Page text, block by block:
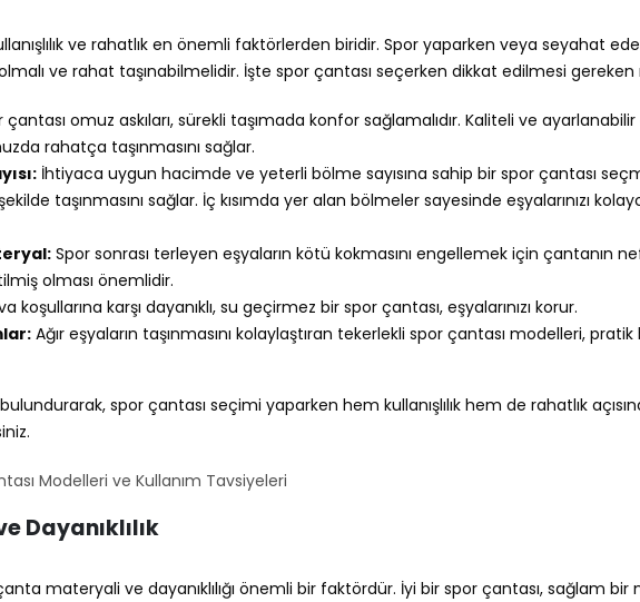
ve rahatlık en önemli faktörlerden biridir. Spor yaparken veya seyahat
ve rahat taşınabilmelidir. İşte spor çantası seçerken dikkat edilmesi
çantası omuz askıları, sürekli taşımada konfor sağlamalıdır. Kaliteli ve
rahatça taşınmasını sağlar.
İhtiyaca uygun hacimde ve yeterli bölme sayısına sahip bir spor çantası
taşınmasını sağlar. İç kısımda yer alan bölmeler sayesinde eşyalarınızı
Spor sonrası terleyen eşyaların kötü kokmasını engellemek için çantanın
olması önemlidir.
koşullarına karşı dayanıklı, su geçirmez bir spor çantası, eşyalarınızı korur.
Ağır eşyaların taşınmasını kolaylaştıran tekerlekli spor çantası modelleri,
spor çantası seçimi yaparken hem kullanışlılık hem de rahatlık
Modelleri ve Kullanım Tavsiyeleri
Dayanıklılık
materyali ve dayanıklılığı önemli bir faktördür. İyi bir spor çantası, sağlam